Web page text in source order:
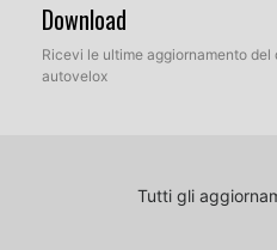
Download
Ricevi le ultime aggiornamento del
autovelox
Tutti gli